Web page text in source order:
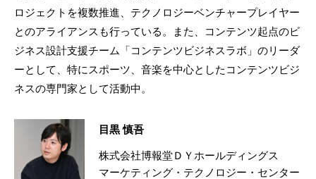
ロジェクトを複数推進、テクノロジーベンチャープレイヤー
とのアライアンスも行っている。また、コンテンツ起点のビ
ジネス設計支援チーム「コンテンツビジネスラボ」のリーダ
ーとして、特にスポーツ、音楽を中心としたコンテンツビジ
ネスの専門家として活動中。
目黒 慎吾
株式会社博報堂ＤＹホールディングス
マーケティング・テクノロジー・センター